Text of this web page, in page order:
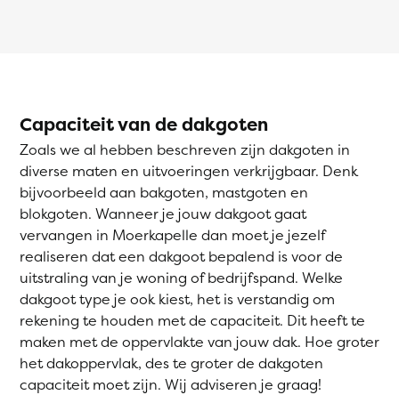
Capaciteit van de dakgoten
Zoals we al hebben beschreven zijn dakgoten in
diverse maten en uitvoeringen verkrijgbaar. Denk
bijvoorbeeld aan bakgoten, mastgoten en
blokgoten. Wanneer je jouw dakgoot gaat
vervangen in Moerkapelle dan moet je jezelf
realiseren dat een dakgoot bepalend is voor de
uitstraling van je woning of bedrijfspand. Welke
dakgoot type je ook kiest, het is verstandig om
rekening te houden met de capaciteit. Dit heeft te
maken met de oppervlakte van jouw dak. Hoe groter
het dakoppervlak, des te groter de dakgoten
capaciteit moet zijn. Wij adviseren je graag!